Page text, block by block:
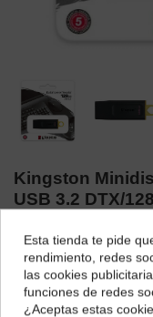
Kingston
USB 3.2 DTX/
19,39 €¿Dónde
Selecciona tu
Esta tienda te pide
rendimiento, redes
las cookies
funciones de redes
¿Aceptas estas